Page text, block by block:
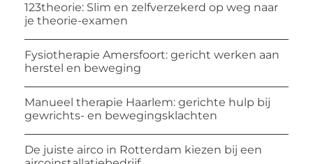
123theorie: Slim en zelfverzekerd op weg naar
je theorie-examen
Fysiotherapie Amersfoort: gericht werken aan
herstel en beweging
Manueel therapie Haarlem: gerichte hulp bij
gewrichts- en bewegingsklachten
De juiste airco in Rotterdam kiezen bij een